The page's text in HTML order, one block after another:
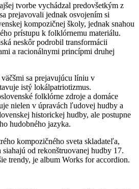
tvorbe vychádzal predovšetkým z
prejavovali jednak osvojením si
kompozičnej školy, jednak snahou
prístupu k folklórnemu materiálu.
neskôr podrobil transformácii
a racionálnymi princípmi druhej
sa prejavujúcu líniu v
istý lokálpatriotizmus.
folklórne zdroje a domáce
nielen v úpravách ľudovej hudby a
historickej hudby, ale postupne
hudobného jazyka.
kompozičného sveta skladateľa,
od rekonštruovanej hudby 17.
trendy, je album Works for accordion.